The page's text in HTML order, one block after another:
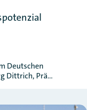
Deutschen
Dittrich, Prä…